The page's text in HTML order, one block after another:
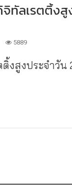
ทัลเรตติ้งสู
5889
งสูงประจำวัน